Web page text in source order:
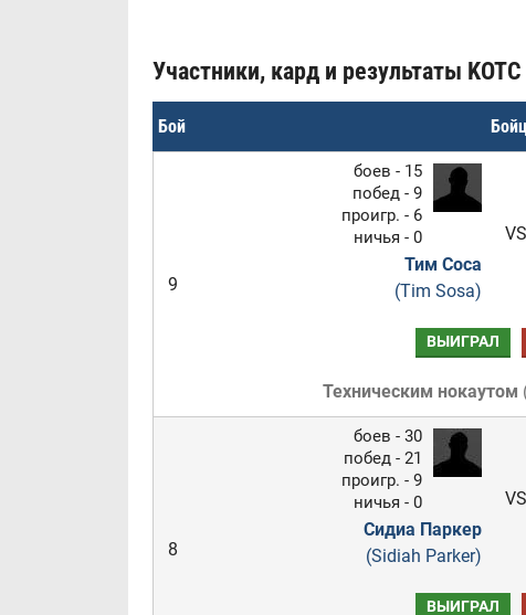
Участники, кард и результаты
Бой
9
боев - 15
побед - 9
проигр. - 6
ничья - 0
Тим Соса
(Tim Sosa)
VS
ВЫИГРАЛ
Техническим нокаутом
8
боев - 30
побед - 21
проигр. - 9
ничья - 0
Сидиа Паркер
(Sidiah Parker)
VS
ВЫИГРАЛ